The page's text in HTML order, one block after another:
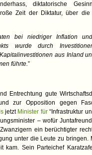
diktatorische
Zeit der Diktatur, über die
bei niedriger Inflation
wurde durch
aus Inland
führte.”
Entrechtung gute
zur Opposition gegen
jetzt Minister für“Infrastruktur
– wofür
ein berüchtigter
unter die Leute zu bringen.
kam. Sein Parteichef